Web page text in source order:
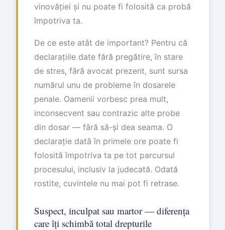
vinovăției și nu poate fi folosită ca probă
împotriva ta.
De ce este atât de important? Pentru că
declarațiile date fără pregătire, în stare
de stres, fără avocat prezent, sunt sursa
numărul unu de probleme în dosarele
penale. Oamenii vorbesc prea mult,
inconsecvent sau contrazic alte probe
din dosar — fără să-și dea seama. O
declarație dată în primele ore poate fi
folosită împotriva ta pe tot parcursul
procesului, inclusiv la judecată. Odată
rostite, cuvintele nu mai pot fi retrase.
Suspect, inculpat sau martor — diferența
care îți schimbă total drepturile